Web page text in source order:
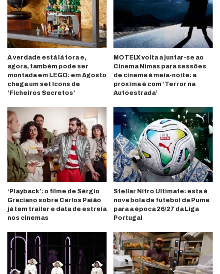
A verdade está lá fora e,
agora, também pode ser
montada em LEGO: em Agosto
chega um set Icons de
‘Ficheiros Secretos’
MOTELX volta a juntar-se ao
Cinema Nimas para sessões
de cinema à meia-noite: a
próxima é com ‘Terror na
Autoestrada’
‘Playback’: o filme de Sérgio
Graciano sobre Carlos Paião
já tem trailer e data de estreia
nos cinemas
Stellar Nitro Ultimate: esta é
nova bola de futebol da Puma
para a época 26/27 da Liga
Portugal